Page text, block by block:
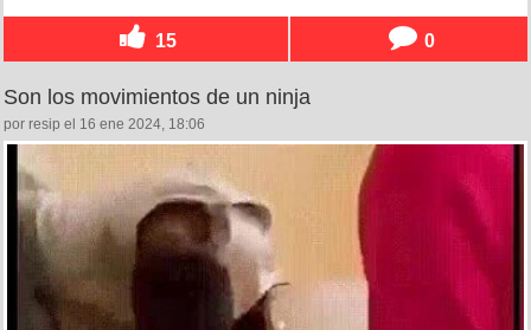
15 0
Son los movimientos de un ninja
por resip el 16 ene 2024, 18:06